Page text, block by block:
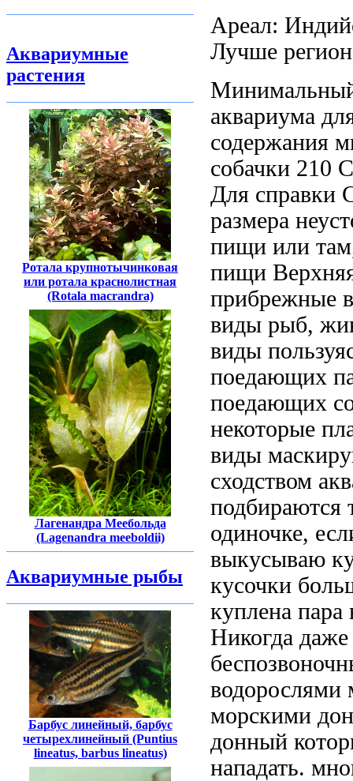
Аквариумные
растения
Ротала крупнотычинковая
или ротала краснолистная
(Rotala macrandra)
Лагенандра Меебольда
(Lagenandra meeboldii)
Аквариумные рыбы
Барбус линейный, барбус
четырехлинейный (Puntius
lineatus, barbus lineatus)
Ареал:
Лучше
аквариума
содержания
собачки 210
Для справки
размера
пищи или
пищи
прибрежные
виды рыб,
виды
поедающих
поедающих
некоторые
виды
сходством
подбираются
одиночке,
выкусываю
кусочки
куплена пара
Никогда
водорослями
морскими
донный
нападать.